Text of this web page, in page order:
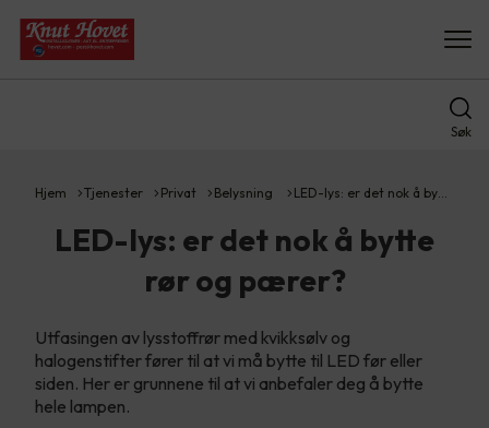
Søk
Hjem Tjenester Privat Belysning LED-lys: er det nok å by…
LED-lys: er det nok å bytte
rør og pærer?
Utfasingen av lysstoffrør med kvikksølv og
halogenstifter fører til at vi må bytte til LED før eller
siden. Her er grunnene til at vi anbefaler deg å bytte
hele lampen.